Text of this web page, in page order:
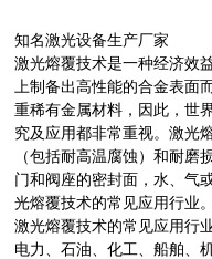
知名激光设备生产厂家
激光熔覆技术是一种经济效
上制备出高性能的合金表面
重稀有金属材料，因此，世
究及应用都非常重视。激光
（包括耐高温腐蚀）和耐磨
门和阀座的密封面，水、气
光熔覆技术的常见应用行业。
激光熔覆技术的常见应用行
电力、石油、化工、船舶、